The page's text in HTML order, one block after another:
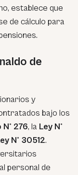
establece que
de cálculo para
de
y
bajo los
276, la Ley N°
N° 30512.
personal de